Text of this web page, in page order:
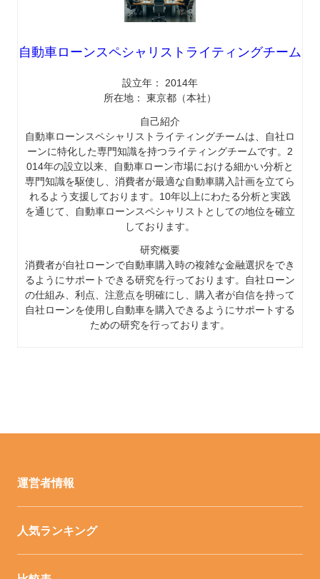
自動車ローンスペシャリストライティングチーム
設立年： 2014年
所在地： 東京都（本社）
自己紹介
自動車ローンスペシャリストライティングチームは、自社ロ
ーンに特化した専門知識を持つライティングチームです。2
014年の設立以来、自動車ローン市場における細かい分析と
専門知識を駆使し、消費者が最適な自動車購入計画を立てら
れるよう支援しております。10年以上にわたる分析と実践
を通じて、自動車ローンスペシャリストとしての地位を確立
しております。
研究概要
消費者が自社ローンで自動車購入時の複雑な金融選択をでき
るようにサポートできる研究を行っております。自社ローン
の仕組み、利点、注意点を明確にし、購入者が自信を持って
自社ローンを使用し自動車を購入できるようにサポートする
ための研究を行っております。
運営者情報
人気ランキング